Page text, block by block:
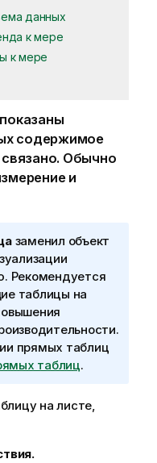
данных
к мере
к мере
содержимое
Обычно
и
заменил объект
Рекомендуется
таблицы на
прямых таблиц
таблиц.
налисте,